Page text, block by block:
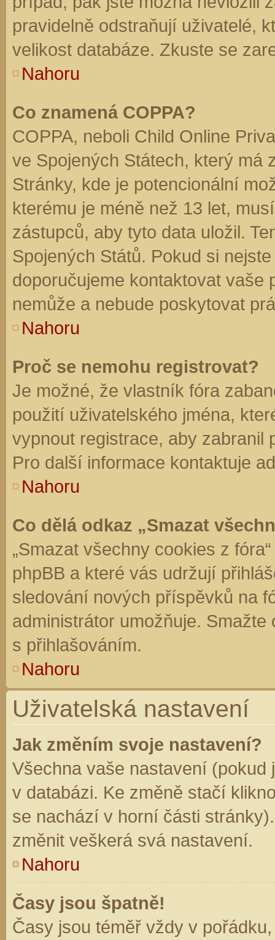
pravidelně odstraňují uživatelé,
velikost databáze. Zkuste se
Nahoru
Co znamená COPPA?
COPPA, neboli Child Online
ve Spojených Státech, který má
Stránky, kde je potencionální
kterému je méně než 13 let,
zástupců, aby tyto data uložil.
Spojených Států. Pokud si
doporučujeme kontaktovat vaše
nemůže a nebude poskytovat
Nahoru
Proč se nemohu registrovat?
Je možné, že vlastník fóra
použití uživatelského jména,
vypnout registrace, aby zabranil
Pro další informace kontaktuje
Nahoru
Co dělá odkaz „Smazat
„Smazat všechny cookies z
phpBB a které vás udržují
sledování nových příspěvků na
administrátor umožňuje.
s přihlašováním.
Nahoru
Uživatelská nastavení
Jak změním svoje nastavení?
Všechna vaše nastavení (pokud
v databázi. Ke změně stačí
se nachází v horní části
změnit veškerá svá nastavení.
Nahoru
Časy jsou špatně!
Časy jsou téměř vždy v